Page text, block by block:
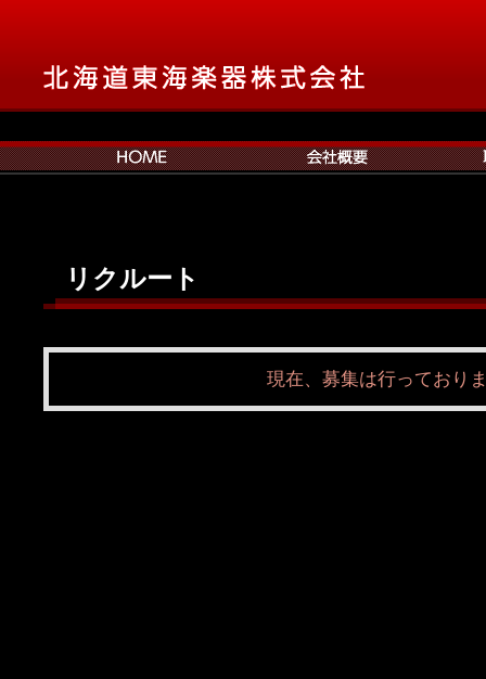
リクルート
現在、募集は行っており